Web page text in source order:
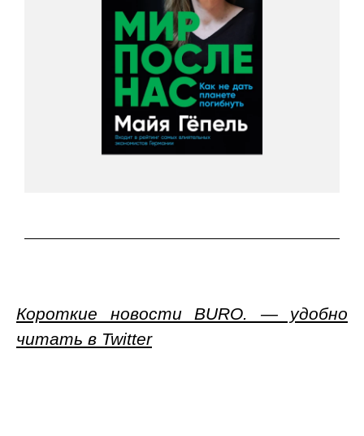
Короткие новости BURO. — удобно
читать в Twitter